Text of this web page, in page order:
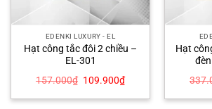
EDENKI LUXURY - EL
Hạt công tắc đôi 2 chiều –
EL-301
157.000₫ Giá
là:
109.900₫Giá
hiện
tại
Hạt